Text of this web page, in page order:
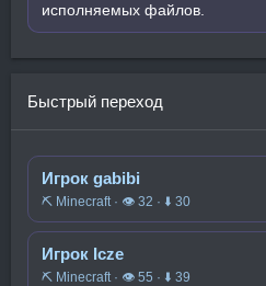
исполняемых файлов.
Быстрый переход
Игрок gabibi
⛏️ Minecraft · 👁 32 · ⬇ 30
Игрок Icze
⛏️ Minecraft · 👁 55 · ⬇ 39